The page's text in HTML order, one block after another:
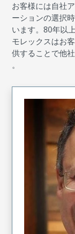
お客様には自社
ーションの選択
います。80年以
モレックスはお
供することで他
。